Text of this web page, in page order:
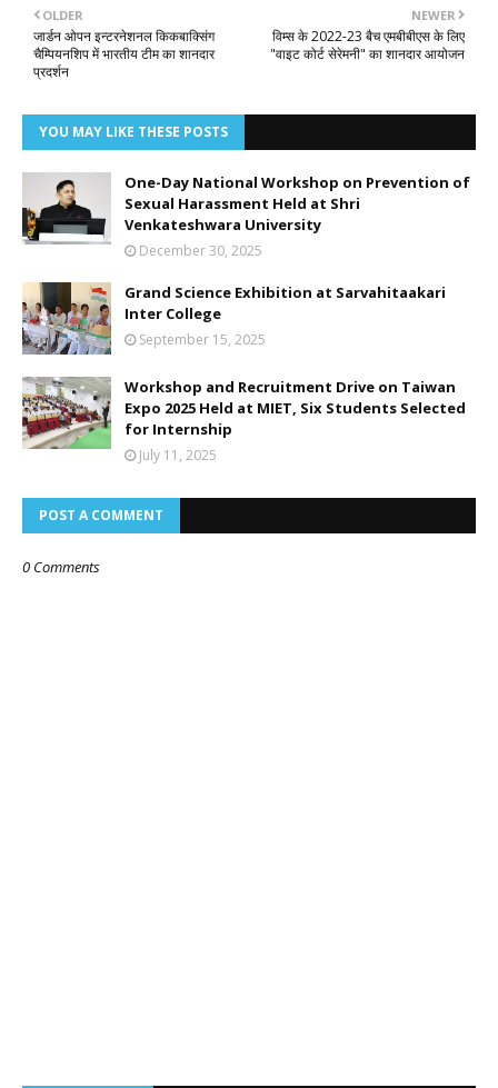
NEWER
विम्स के 2022-23 बैच एमबीबीएस के लिए
"वाइट कोर्ट सेरेमनी" का शानदार आयोजन
OLDER
जार्डन ओपन इन्टरनेशनल किकबाक्सिंग
चैम्पियनशिप में भारतीय टीम का शानदार
प्रदर्शन
YOU MAY LIKE THESE POSTS
One-Day National Workshop on Prevention of
Sexual Harassment Held at Shri
Venkateshwara University
December 30, 2025
Grand Science Exhibition at Sarvahitaakari
Inter College
September 15, 2025
Workshop and Recruitment Drive on Taiwan
Expo 2025 Held at MIET, Six Students Selected
for Internship
July 11, 2025
POST A COMMENT
0 Comments